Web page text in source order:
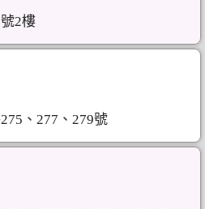
2樓
、277、279號